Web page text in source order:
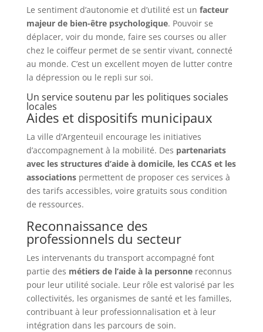
Le sentiment d’autonomie et d’utilité est un facteur
majeur de bien-être psychologique. Pouvoir se
déplacer, voir du monde, faire ses courses ou aller
chez le coiffeur permet de se sentir vivant, connecté
au monde. C’est un excellent moyen de lutter contre
la dépression ou le repli sur soi.
Un service soutenu par les politiques sociales
locales
Aides et dispositifs municipaux
La ville d’Argenteuil encourage les initiatives
d’accompagnement à la mobilité. Des partenariats
avec les structures d’aide à domicile, les CCAS et les
associationspermettent de proposer ces services à
des tarifs accessibles, voire gratuits sous condition
de ressources.
Reconnaissance des
professionnels du secteur
Les intervenants du transport accompagné font
partie des métiers de l’aide à la personnereconnus
pour leur utilité sociale. Leur rôle est valorisé par les
collectivités, les organismes de santé et les familles,
contribuant à leur professionnalisation et à leur
intégration dans les parcours de soin.